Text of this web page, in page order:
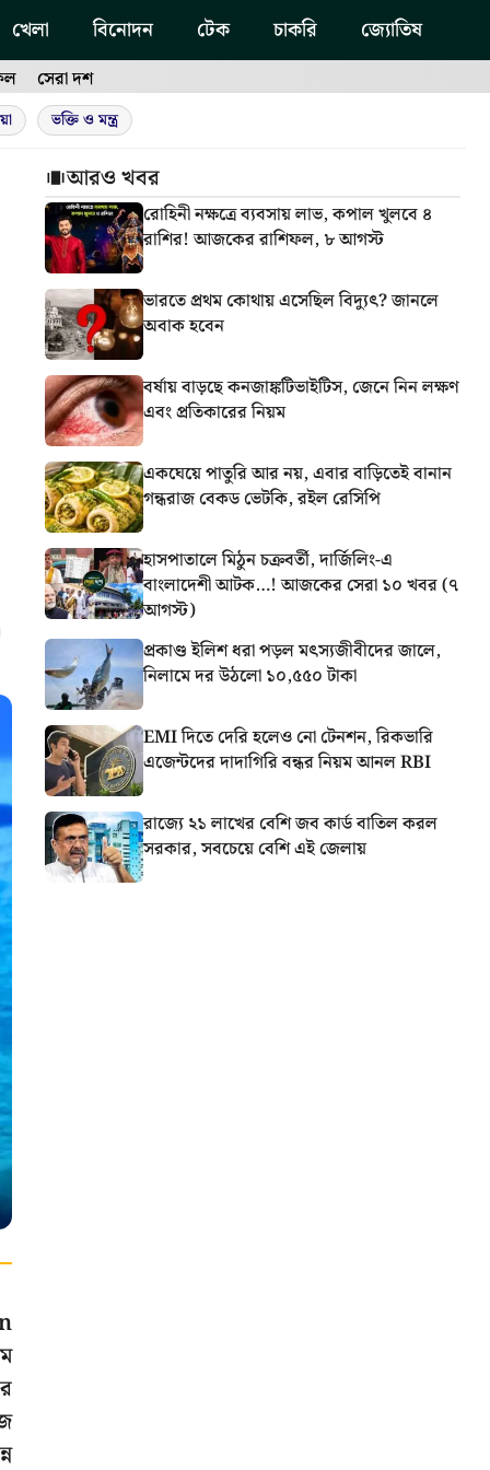
খেলা বিনোদন টেক চাকরি জ্যোতিষ
সেরা দশ
ভক্তি ও মন্ত্র
আরও খবর
রোহিনী নক্ষত্রে ব্যবসায় লাভ, কপাল খুলবে ৪
রাশির! আজকের রাশিফল, ৮ আগস্ট
ভারতে প্রথম কোথায় এসেছিল বিদ্যুৎ? জানলে
অবাক হবেন
বর্ষায় বাড়ছে কনজাঙ্কটিভাইটিস, জেনে নিন লক্ষণ
এবং প্রতিকারের নিয়ম
একঘেয়ে পাতুরি আর নয়, এবার বাড়িতেই বানান
গন্ধরাজ বেকড ভেটকি, রইল রেসিপি
হাসপাতালে মিঠুন চক্রবর্তী, দার্জিলিং-এ
বাংলাদেশী আটক…! আজকের সেরা ১০ খবর (৭
আগস্ট)
প্রকাণ্ড ইলিশ ধরা পড়ল মৎস্যজীবীদের জালে,
নিলামে দর উঠলো ১০,৫৫০ টাকা
EMI দিতে দেরি হলেও নো টেনশন, রিকভারি
এজেন্টদের দাদাগিরি বন্ধর নিয়ম আনল RBI
রাজ্যে ২১ লাখের বেশি জব কার্ড বাতিল করল
সরকার, সবচেয়ে বেশি এই জেলায়